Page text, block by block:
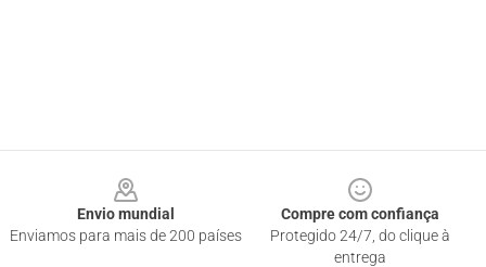
Envio mundial
Enviamos para mais de 200 países
Compre com confiança
Protegido 24/7, do clique à
entrega